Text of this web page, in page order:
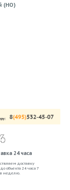
(НО)
24 часа
доставку
до объекта 24 часа 7
неделю.